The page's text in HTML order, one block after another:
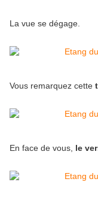
La vue se dégage.
Vous remarquez cette
En face de vous, le